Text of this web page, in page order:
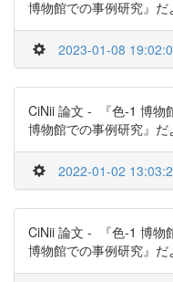
博物館での事例研究』
2023-01-08
CiNii 論文 - 『色-1 博物
博物館での事例研究』
2022-01-02
CiNii 論文 - 『色-1 博物
博物館での事例研究』